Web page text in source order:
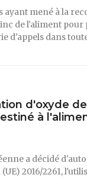
ayant mené à la
de l'aliment pour
d'appels dans
d'oxyde
à
a décidé
2016/2261,